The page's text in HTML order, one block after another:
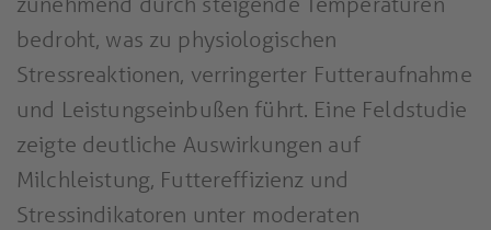
bedroht, was zu physiologischen
Stressreaktionen, verringerter Futteraufnahme
und Leistungseinbußen führt. Eine Feldstudie
zeigte deutliche Auswirkungen auf
Milchleistung, Futtereffizienz und
Stressindikatoren unter moderaten